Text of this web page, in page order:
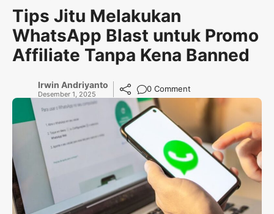
Tips Jitu Melakukan
WhatsApp Blast untuk Promo
Affiliate Tanpa Kena Banned
Irwin Andriyanto
Desember 1, 2025
0 Comment